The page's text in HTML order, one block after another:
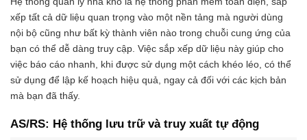
xếp tất cả dữ liệu quan trọng vào một nền tảng mà người dùng
nội bộ cũng như bất kỳ thành viên nào trong chuỗi cung ứng của
bạn có thể dễ dàng truy cập. Việc sắp xếp dữ liệu này giúp cho
việc báo cáo nhanh, khi được sử dụng một cách khéo léo, có thể
sử dụng để lập kế hoạch hiệu quả, ngay cả đối với các kịch bản
mà bạn đã thấy.
AS/RS: Hệ thống lưu trữ và truy xuất tự động